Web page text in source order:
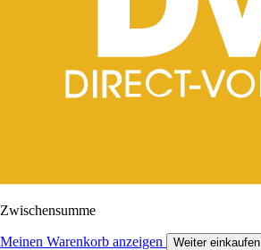
Zwischensumme
Meinen Warenkorb anzeigen Weiter einkaufen